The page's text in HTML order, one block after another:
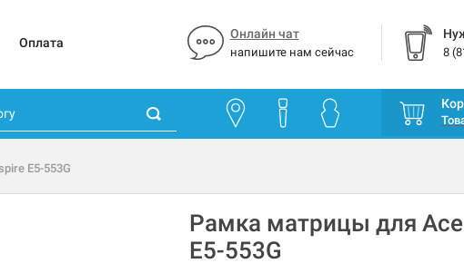
Оплата
Онлайн чат
напишите нам сейчас 8
E5-553G
Рамка матрицы для
E5-553G